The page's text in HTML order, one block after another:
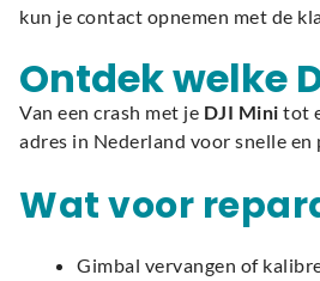
kun je contact opnemen met de
Ontdek welke
Van een crash met je DJI Mini tot
adres in Nederland voor snelle en
Wat voor
Gimbal vervangen of